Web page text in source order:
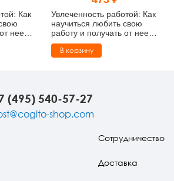
панические атаки
и эргономика психология
Как
нее
Увлеченность работой: Как
научиться любить свою
работу и получать от нее
удовольствие
В корзину
(495) 540-57-27
shop.com
Сотрудничество
Доставка